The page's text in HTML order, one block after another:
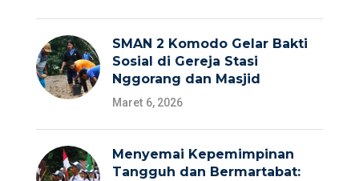
SMAN 2 Komodo Gelar Bakti
Sosial di Gereja Stasi
Nggorang dan Masjid
Maret 6, 2026
Menyemai Kepemimpinan
Tangguh dan Bermartabat: